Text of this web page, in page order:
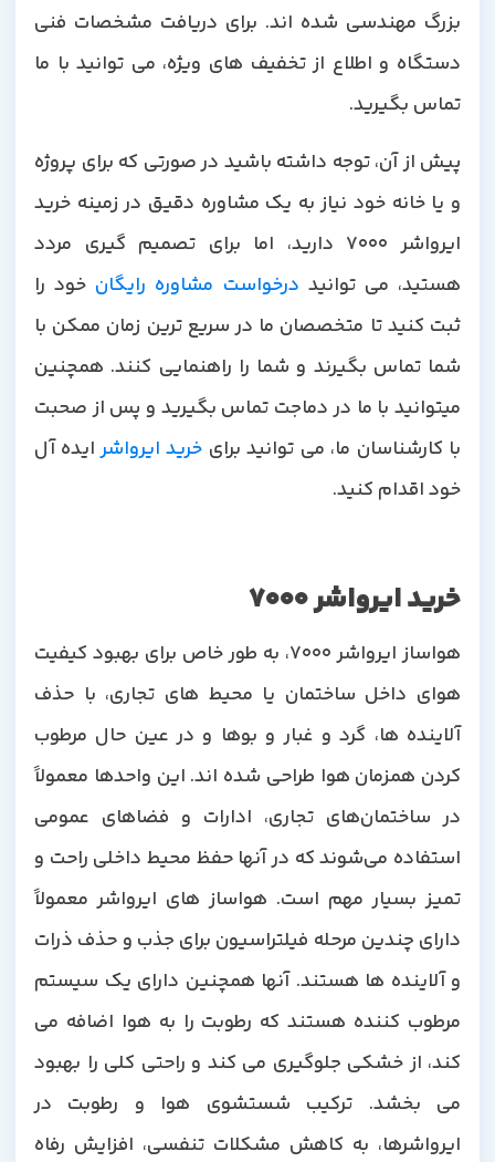
بزرگ مهندسی شده اند. برای دریافت مشخصات فنی
دستگاه و اطلاع از تخفیف های ویژه، می توانید با ما
تماس بگیرید.
پیش از آن، توجه داشته باشید در صورتی که برای پروژه
و یا خانه خود نیاز به یک مشاوره دقیق در زمینه خرید
ایرواشر 7000 دارید، اما برای تصمیم گیری مردد
هستید، می توانید درخواست مشاوره رایگان خود را
ثبت کنید تا متخصصان ما در سریع ترین زمان ممکن با
شما تماس بگیرند و شما را راهنمایی کنند. همچنین
میتوانید با ما در دماجت تماس بگیرید و پس از صحبت
با کارشناسان ما، می توانید برای خرید ایرواشرایده آل
خود اقدام کنید.
خرید ایرواشر 7000
هواساز ایرواشر 7000، به طور خاص برای بهبود کیفیت
هوای داخل ساختمان یا محیط های تجاری، با حذف
آلاینده ها، گرد و غبار و بوها و در عین حال مرطوب
کردن همزمان هوا طراحی شده اند. این واحدها معمولاً
در ساختمان‌های تجاری، ادارات و فضاهای عمومی
استفاده می‌شوند که در آنها حفظ محیط داخلی راحت و
تمیز بسیار مهم است. هواساز های ایرواشر معمولاً
دارای چندین مرحله فیلتراسیون برای جذب و حذف ذرات
و آلاینده ها هستند. آنها همچنین دارای یک سیستم
مرطوب کننده هستند که رطوبت را به هوا اضافه می
کند، از خشکی جلوگیری می کند و راحتی کلی را بهبود
می بخشد. ترکیب شستشوی هوا و رطوبت در
ایرواشرها، به کاهش مشکلات تنفسی، افزایش رفاه